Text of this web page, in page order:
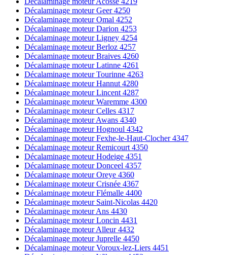
Décalaminage moteur Geer 4250
Décalaminage moteur Omal 4252
Décalaminage moteur Darion 4253
Décalaminage moteur Ligney 4254
Décalaminage moteur Berloz 4257
Décalaminage moteur Braives 4260
Décalaminage moteur Latinne 4261
Décalaminage moteur Tourinne 4263
Décalaminage moteur Hannut 4280
Décalaminage moteur Lincent 4287
Décalaminage moteur Waremme 4300
Décalaminage moteur Celles 4317
Décalaminage moteur Awans 4340
Décalaminage moteur Hognoul 4342
Décalaminage moteur Fexhe-le-Haut-Clocher 4347
Décalaminage moteur Remicourt 4350
Décalaminage moteur Hodeige 4351
Décalaminage moteur Donceel 4357
Décalaminage moteur Oreye 4360
Décalaminage moteur Crisnée 4367
Décalaminage moteur Flémalle 4400
Décalaminage moteur Saint-Nicolas 4420
Décalaminage moteur Ans 4430
Décalaminage moteur Loncin 4431
Décalaminage moteur Alleur 4432
Décalaminage moteur Juprelle 4450
Décalaminage moteur Voroux-lez-Liers 4451